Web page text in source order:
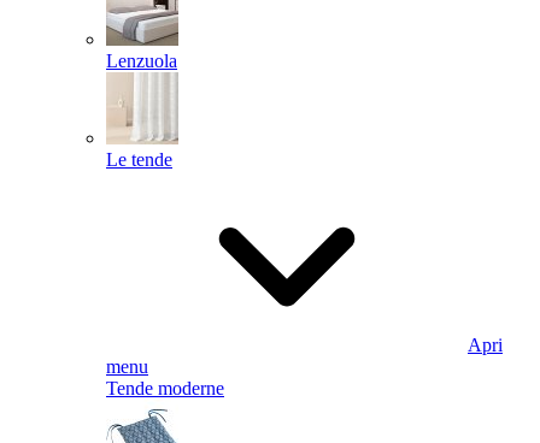
Lenzuola
Le tende
Apri
menu
Tende moderne